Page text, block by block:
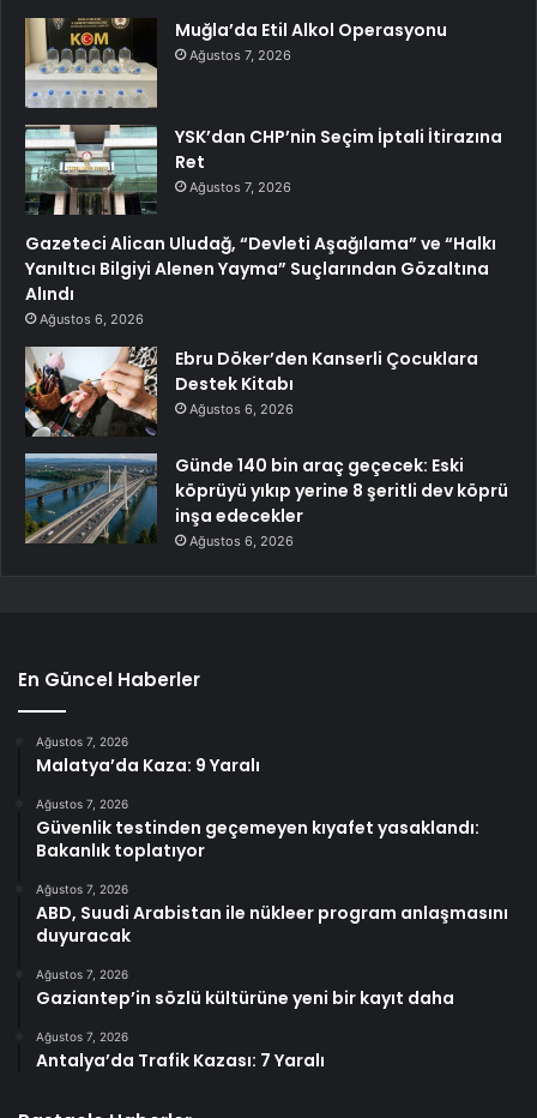
Muğla’da Etil Alkol Operasyonu
Ağustos 7, 2026
YSK’dan CHP’nin Seçim İptali İtirazına
Ret
Ağustos 7, 2026
Gazeteci Alican Uludağ, “Devleti Aşağılama” ve “Halkı
Yanıltıcı Bilgiyi Alenen Yayma” Suçlarından Gözaltına
Alındı
Ağustos 6, 2026
Ebru Döker’den Kanserli Çocuklara
Destek Kitabı
Ağustos 6, 2026
Günde 140 bin araç geçecek: Eski
köprüyü yıkıp yerine 8 şeritli dev köprü
inşa edecekler
Ağustos 6, 2026
En Güncel Haberler
Ağustos 7, 2026
Malatya’da Kaza: 9 Yaralı
Ağustos 7, 2026
Güvenlik testinden geçemeyen kıyafet yasaklandı:
Bakanlık toplatıyor
Ağustos 7, 2026
ABD, Suudi Arabistan ile nükleer program anlaşmasını
duyuracak
Ağustos 7, 2026
Gaziantep’in sözlü kültürüne yeni bir kayıt daha
Ağustos 7, 2026
Antalya’da Trafik Kazası: 7 Yaralı